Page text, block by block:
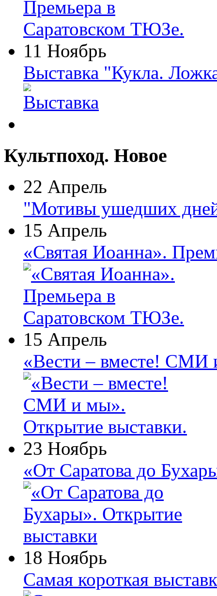
11 Ноябрь
Выставка "Кукла.
Культпоход. Новое
22 Апрель
"Мотивы ушедших
15 Апрель
«Святая Иоанна».
15 Апрель
«Вести – вместе! СМИ
23 Ноябрь
«От Саратова до
18 Ноябрь
Самая короткая